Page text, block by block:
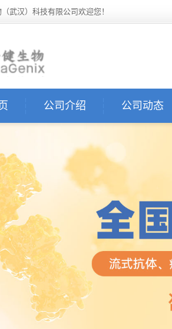
武汉）科技有限公司欢迎您！
公司介绍 公司动态